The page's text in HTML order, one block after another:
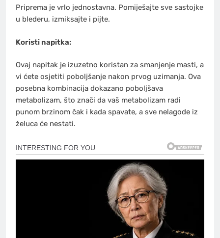
Priprema je vrlo jednostavna. Pomiješajte sve sastojke
u blederu, izmiksajte i pijte.
Koristi napitka:
Ovaj napitak je izuzetno koristan za smanjenje masti, a
vi ćete osjetiti poboljšanje nakon prvog uzimanja. Ova
posebna kombinacija dokazano poboljšava
metabolizam, što znači da vaš metabolizam radi
punom brzinom čak i kada spavate, a sve nelagode iz
želuca će nestati.